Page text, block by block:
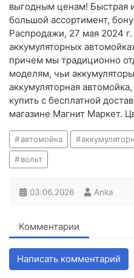
выгодным ценам! Быстрая
большой ассортимент,
Распродажи, 27 мая 2024 г.
аккумуляторных
причем мы традиционно
моделям, чьи
аккумуляторная
купить с бесплатной
магазине Магнит Маркет.
автомойка
вольт
03.06.2026 Anka
Комментарии
Написать комментарий